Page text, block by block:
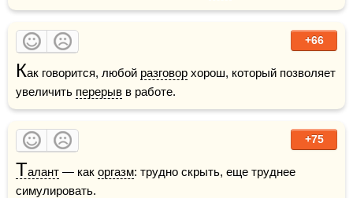
+66
Как говорится, любой разговор хорош, который позволяет
увеличить перерыв в работе.
+75
Талант — как оргазм: трудно скрыть, еще труднее
симулировать.